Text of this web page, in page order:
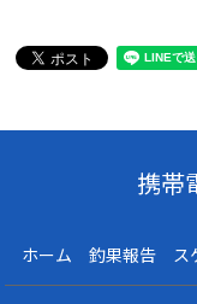
携帯
ホーム 釣果報告 ス